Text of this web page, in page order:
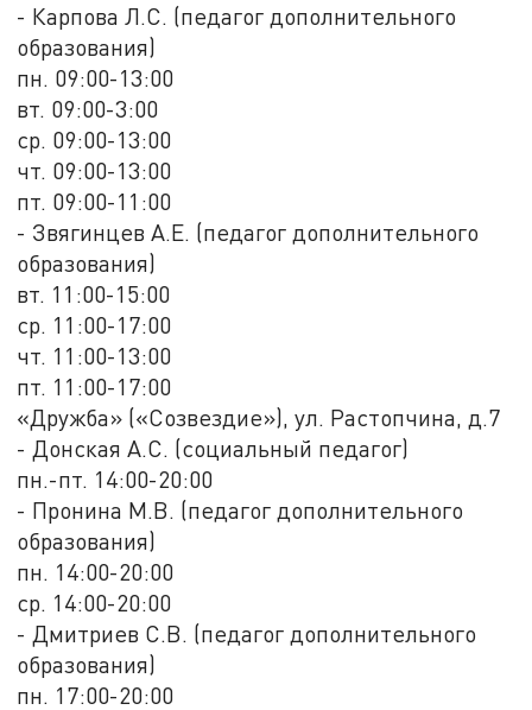
- Карпова Л.С. (педагог дополнительного
образования)
пн. 09:00-13:00
вт. 09:00-3:00
ср. 09:00-13:00
чт. 09:00-13:00
пт. 09:00-11:00
- Звягинцев А.Е. (педагог дополнительного
образования)
вт. 11:00-15:00
ср. 11:00-17:00
чт. 11:00-13:00
пт. 11:00-17:00
«Дружба» («Созвездие»), ул. Растопчина, д.7
- Донская А.С. (социальный педагог)
пн.-пт. 14:00-20:00
- Пронина М.В. (педагог дополнительного
образования)
пн. 14:00-20:00
ср. 14:00-20:00
- Дмитриев С.В. (педагог дополнительного
образования)
пн. 17:00-20:00